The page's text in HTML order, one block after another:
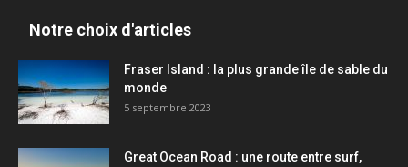
Notre choix d'articles
Fraser Island : la plus grande île de sable du
monde
5 septembre 2023
Great Ocean Road : une route entre surf,